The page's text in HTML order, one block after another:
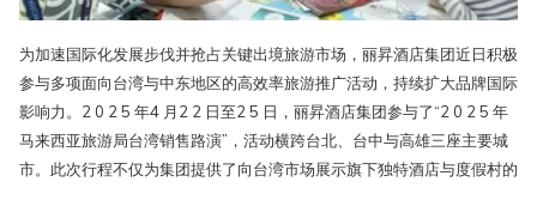
为加速国际化发展步伐并抢占关键出境旅游市场，丽昇酒店集团近日积极
参与多项面向台湾与中东地区的高效率旅游推广活动，持续扩大品牌国际
影响力。2 0 2 5 年4 月2 2 日至2 5 日，丽昇酒店集团参与了“2 0 2 5 年
马来西亚旅游局台湾销售路演”，活动横跨台北、台中与高雄三座主要城
市。此次行程不仅为集团提供了向台湾市场展示旗下独特酒店与度假村的